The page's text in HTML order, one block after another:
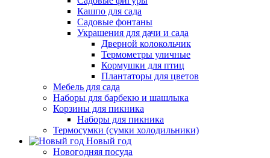
Кашпо для сада
Садовые фонтаны
Украшения для дачи и сада
Дверной колокольчик
Термометры уличные
Кормушки для птиц
Плантаторы для цветов
Мебель для сада
Наборы для барбекю и шашлыка
Корзины для пикника
Наборы для пикника
Термосумки (сумки холодильники)
Новый год
Новогодняя посуда